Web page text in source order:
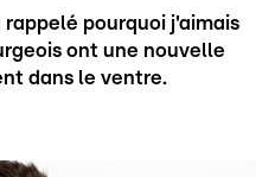
rappelé pourquoi j'aimais
ont une nouvelle
dans le ventre.